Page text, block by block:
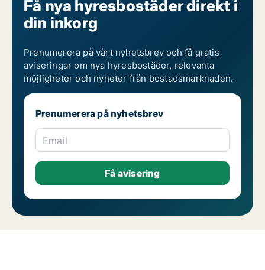
Få nya hyresbostäder direkt i
din inkorg
Prenumerera på vårt nyhetsbrev och få gratis
aviseringar om nya hyresbostäder, relevanta
möjligheter och nyheter från bostadsmarknaden.
Prenumerera på nyhetsbrev
Email